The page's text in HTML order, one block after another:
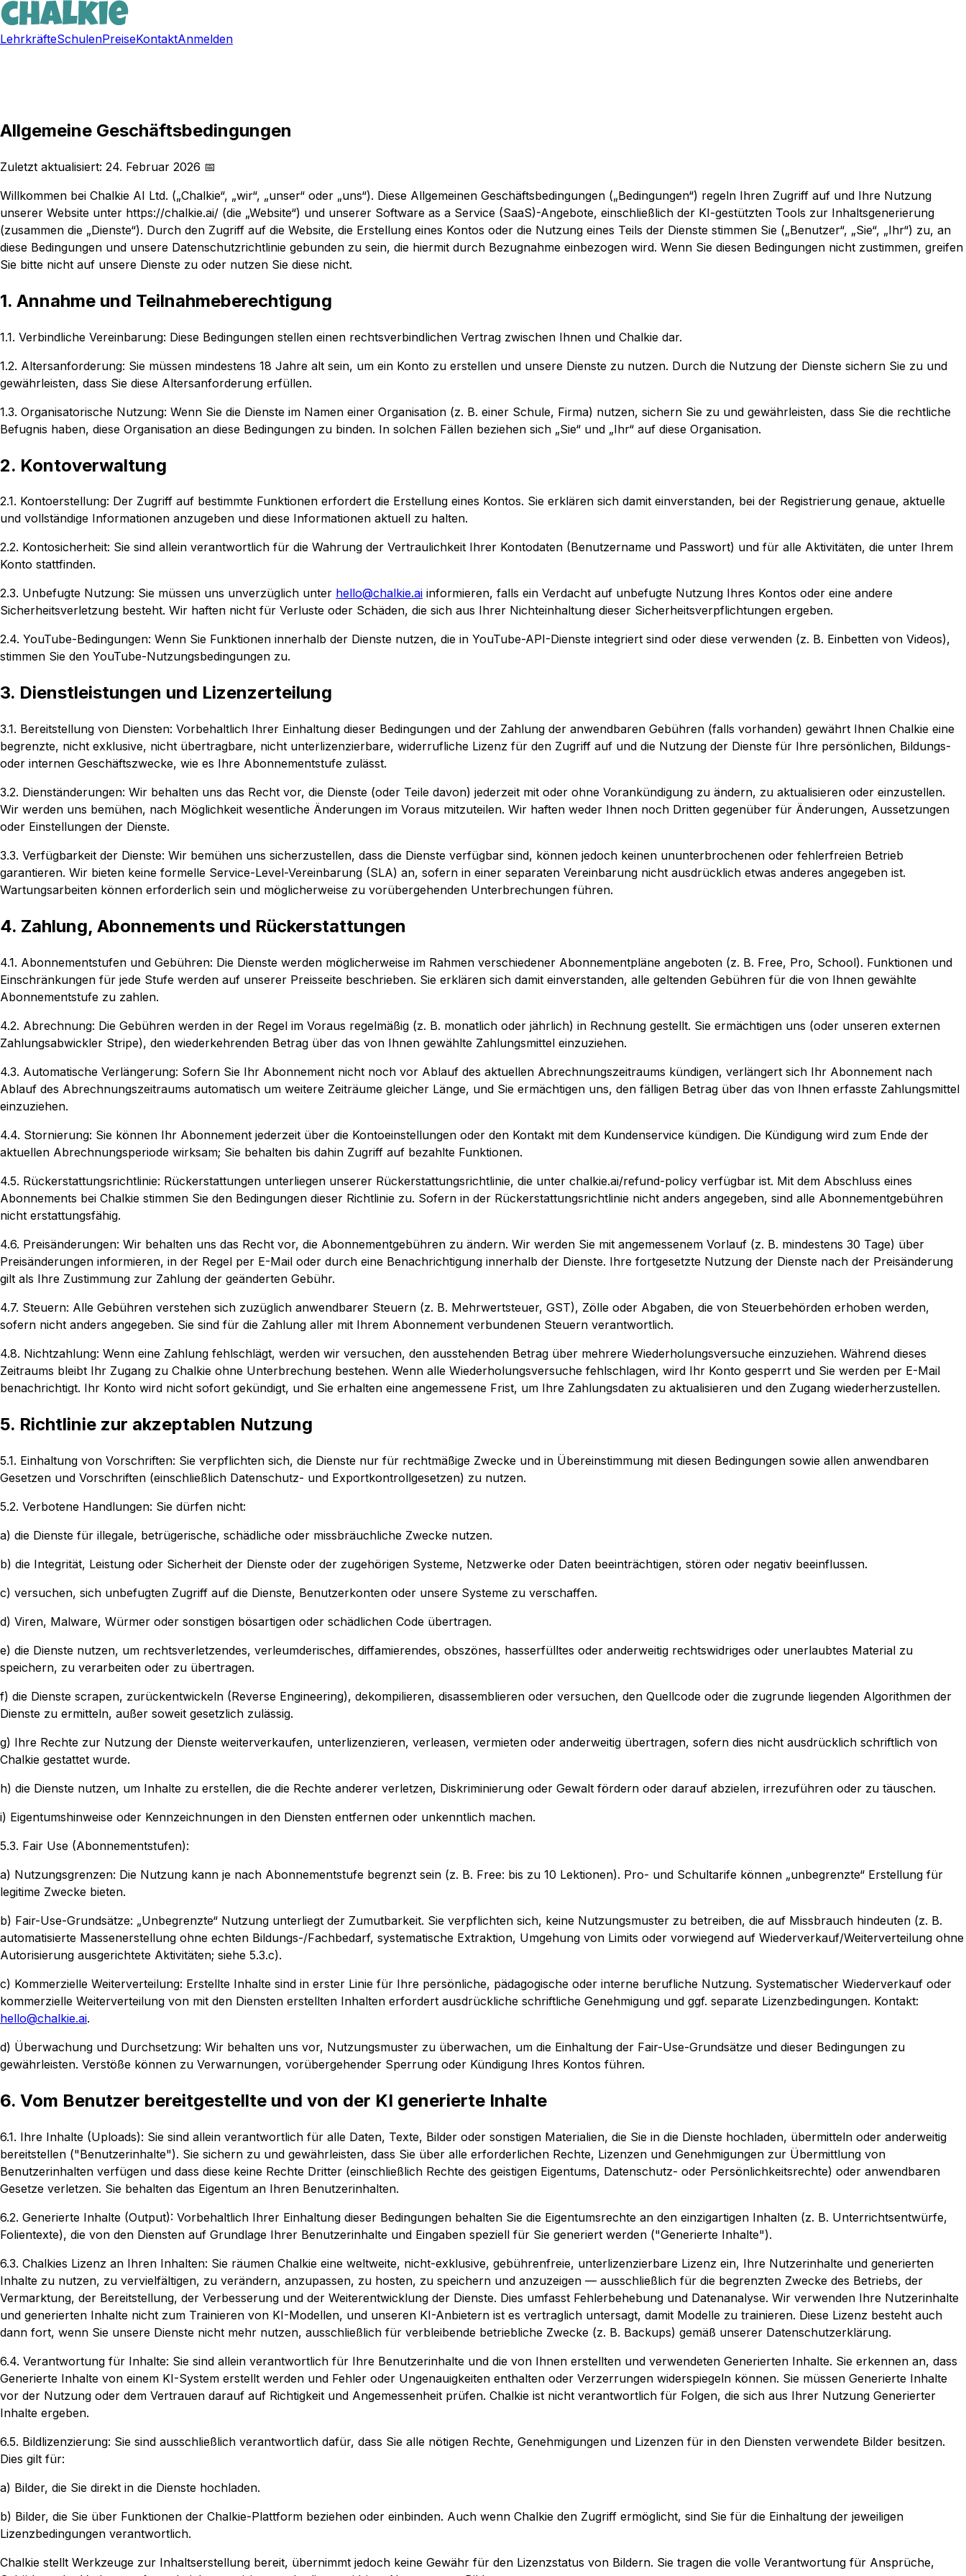
LehrkräfteSchulenPreiseKontaktAnmelden
Allgemeine Geschäftsbedingungen
Zuletzt aktualisiert: 24. Februar 2026 📅
Willkommen bei Chalkie AI Ltd. („Chalkie“, „wir“, „unser“ oder „uns“). Diese Allgemeinen Geschäftsbedingungen („Bedingungen“) regeln Ihren Zugriff auf und Ihre Nutzung
unserer Website unter https://chalkie.ai/ (die „Website“) und unserer Software as a Service (SaaS)-Angebote, einschließlich der KI-gestützten Tools zur Inhaltsgenerierung
(zusammen die „Dienste“). Durch den Zugriff auf die Website, die Erstellung eines Kontos oder die Nutzung eines Teils der Dienste stimmen Sie („Benutzer“, „Sie“, „Ihr“) zu, an
diese Bedingungen und unsere Datenschutzrichtlinie gebunden zu sein, die hiermit durch Bezugnahme einbezogen wird. Wenn Sie diesen Bedingungen nicht zustimmen, greifen
Sie bitte nicht auf unsere Dienste zu oder nutzen Sie diese nicht.
1. Annahme und Teilnahmeberechtigung
1.1. Verbindliche Vereinbarung: Diese Bedingungen stellen einen rechtsverbindlichen Vertrag zwischen Ihnen und Chalkie dar.
1.2. Altersanforderung: Sie müssen mindestens 18 Jahre alt sein, um ein Konto zu erstellen und unsere Dienste zu nutzen. Durch die Nutzung der Dienste sichern Sie zu und
gewährleisten, dass Sie diese Altersanforderung erfüllen.
1.3. Organisatorische Nutzung: Wenn Sie die Dienste im Namen einer Organisation (z. B. einer Schule, Firma) nutzen, sichern Sie zu und gewährleisten, dass Sie die rechtliche
Befugnis haben, diese Organisation an diese Bedingungen zu binden. In solchen Fällen beziehen sich „Sie“ und „Ihr“ auf diese Organisation.
2. Kontoverwaltung
2.1. Kontoerstellung: Der Zugriff auf bestimmte Funktionen erfordert die Erstellung eines Kontos. Sie erklären sich damit einverstanden, bei der Registrierung genaue, aktuelle
und vollständige Informationen anzugeben und diese Informationen aktuell zu halten.
2.2. Kontosicherheit: Sie sind allein verantwortlich für die Wahrung der Vertraulichkeit Ihrer Kontodaten (Benutzername und Passwort) und für alle Aktivitäten, die unter Ihrem
Konto stattfinden.
2.3. Unbefugte Nutzung: Sie müssen uns unverzüglich unter hello@chalkie.ai informieren, falls ein Verdacht auf unbefugte Nutzung Ihres Kontos oder eine andere
Sicherheitsverletzung besteht. Wir haften nicht für Verluste oder Schäden, die sich aus Ihrer Nichteinhaltung dieser Sicherheitsverpflichtungen ergeben.
2.4. YouTube-Bedingungen: Wenn Sie Funktionen innerhalb der Dienste nutzen, die in YouTube-API-Dienste integriert sind oder diese verwenden (z. B. Einbetten von Videos),
stimmen Sie den YouTube-Nutzungsbedingungen zu.
3. Dienstleistungen und Lizenzerteilung
3.1. Bereitstellung von Diensten: Vorbehaltlich Ihrer Einhaltung dieser Bedingungen und der Zahlung der anwendbaren Gebühren (falls vorhanden) gewährt Ihnen Chalkie eine
begrenzte, nicht exklusive, nicht übertragbare, nicht unterlizenzierbare, widerrufliche Lizenz für den Zugriff auf und die Nutzung der Dienste für Ihre persönlichen, Bildungs-
oder internen Geschäftszwecke, wie es Ihre Abonnementstufe zulässt.
3.2. Dienständerungen: Wir behalten uns das Recht vor, die Dienste (oder Teile davon) jederzeit mit oder ohne Vorankündigung zu ändern, zu aktualisieren oder einzustellen.
Wir werden uns bemühen, nach Möglichkeit wesentliche Änderungen im Voraus mitzuteilen. Wir haften weder Ihnen noch Dritten gegenüber für Änderungen, Aussetzungen
oder Einstellungen der Dienste.
3.3. Verfügbarkeit der Dienste: Wir bemühen uns sicherzustellen, dass die Dienste verfügbar sind, können jedoch keinen ununterbrochenen oder fehlerfreien Betrieb
garantieren. Wir bieten keine formelle Service-Level-Vereinbarung (SLA) an, sofern in einer separaten Vereinbarung nicht ausdrücklich etwas anderes angegeben ist.
Wartungsarbeiten können erforderlich sein und möglicherweise zu vorübergehenden Unterbrechungen führen.
4. Zahlung, Abonnements und Rückerstattungen
4.1. Abonnementstufen und Gebühren: Die Dienste werden möglicherweise im Rahmen verschiedener Abonnementpläne angeboten (z. B. Free, Pro, School). Funktionen und
Einschränkungen für jede Stufe werden auf unserer Preisseite beschrieben. Sie erklären sich damit einverstanden, alle geltenden Gebühren für die von Ihnen gewählte
Abonnementstufe zu zahlen.
4.2. Abrechnung: Die Gebühren werden in der Regel im Voraus regelmäßig (z. B. monatlich oder jährlich) in Rechnung gestellt. Sie ermächtigen uns (oder unseren externen
Zahlungsabwickler Stripe), den wiederkehrenden Betrag über das von Ihnen gewählte Zahlungsmittel einzuziehen.
4.3. Automatische Verlängerung: Sofern Sie Ihr Abonnement nicht noch vor Ablauf des aktuellen Abrechnungszeitraums kündigen, verlängert sich Ihr Abonnement nach
Ablauf des Abrechnungszeitraums automatisch um weitere Zeiträume gleicher Länge, und Sie ermächtigen uns, den fälligen Betrag über das von Ihnen erfasste Zahlungsmittel
einzuziehen.
4.4. Stornierung: Sie können Ihr Abonnement jederzeit über die Kontoeinstellungen oder den Kontakt mit dem Kundenservice kündigen. Die Kündigung wird zum Ende der
aktuellen Abrechnungsperiode wirksam; Sie behalten bis dahin Zugriff auf bezahlte Funktionen.
4.5. Rückerstattungsrichtlinie: Rückerstattungen unterliegen unserer Rückerstattungsrichtlinie, die unter chalkie.ai/refund-policy verfügbar ist. Mit dem Abschluss eines
Abonnements bei Chalkie stimmen Sie den Bedingungen dieser Richtlinie zu. Sofern in der Rückerstattungsrichtlinie nicht anders angegeben, sind alle Abonnementgebühren
nicht erstattungsfähig.
4.6. Preisänderungen: Wir behalten uns das Recht vor, die Abonnementgebühren zu ändern. Wir werden Sie mit angemessenem Vorlauf (z. B. mindestens 30 Tage) über
Preisänderungen informieren, in der Regel per E-Mail oder durch eine Benachrichtigung innerhalb der Dienste. Ihre fortgesetzte Nutzung der Dienste nach der Preisänderung
gilt als Ihre Zustimmung zur Zahlung der geänderten Gebühr.
4.7. Steuern: Alle Gebühren verstehen sich zuzüglich anwendbarer Steuern (z. B. Mehrwertsteuer, GST), Zölle oder Abgaben, die von Steuerbehörden erhoben werden,
sofern nicht anders angegeben. Sie sind für die Zahlung aller mit Ihrem Abonnement verbundenen Steuern verantwortlich.
4.8. Nichtzahlung: Wenn eine Zahlung fehlschlägt, werden wir versuchen, den ausstehenden Betrag über mehrere Wiederholungsversuche einzuziehen. Während dieses
Zeitraums bleibt Ihr Zugang zu Chalkie ohne Unterbrechung bestehen. Wenn alle Wiederholungsversuche fehlschlagen, wird Ihr Konto gesperrt und Sie werden per E-Mail
benachrichtigt. Ihr Konto wird nicht sofort gekündigt, und Sie erhalten eine angemessene Frist, um Ihre Zahlungsdaten zu aktualisieren und den Zugang wiederherzustellen.
5. Richtlinie zur akzeptablen Nutzung
5.1. Einhaltung von Vorschriften: Sie verpflichten sich, die Dienste nur für rechtmäßige Zwecke und in Übereinstimmung mit diesen Bedingungen sowie allen anwendbaren
Gesetzen und Vorschriften (einschließlich Datenschutz- und Exportkontrollgesetzen) zu nutzen.
5.2. Verbotene Handlungen: Sie dürfen nicht:
a) die Dienste für illegale, betrügerische, schädliche oder missbräuchliche Zwecke nutzen.
b) die Integrität, Leistung oder Sicherheit der Dienste oder der zugehörigen Systeme, Netzwerke oder Daten beeinträchtigen, stören oder negativ beeinflussen.
c) versuchen, sich unbefugten Zugriff auf die Dienste, Benutzerkonten oder unsere Systeme zu verschaffen.
d) Viren, Malware, Würmer oder sonstigen bösartigen oder schädlichen Code übertragen.
e) die Dienste nutzen, um rechtsverletzendes, verleumderisches, diffamierendes, obszönes, hasserfülltes oder anderweitig rechtswidriges oder unerlaubtes Material zu
speichern, zu verarbeiten oder zu übertragen.
f) die Dienste scrapen, zurückentwickeln (Reverse Engineering), dekompilieren, disassemblieren oder versuchen, den Quellcode oder die zugrunde liegenden Algorithmen der
Dienste zu ermitteln, außer soweit gesetzlich zulässig.
g) Ihre Rechte zur Nutzung der Dienste weiterverkaufen, unterlizenzieren, verleasen, vermieten oder anderweitig übertragen, sofern dies nicht ausdrücklich schriftlich von
Chalkie gestattet wurde.
h) die Dienste nutzen, um Inhalte zu erstellen, die die Rechte anderer verletzen, Diskriminierung oder Gewalt fördern oder darauf abzielen, irrezuführen oder zu täuschen.
i) Eigentumshinweise oder Kennzeichnungen in den Diensten entfernen oder unkenntlich machen.
5.3. Fair Use (Abonnementstufen):
a) Nutzungsgrenzen: Die Nutzung kann je nach Abonnementstufe begrenzt sein (z. B. Free: bis zu 10 Lektionen). Pro- und Schultarife können „unbegrenzte“ Erstellung für
legitime Zwecke bieten.
b) Fair-Use-Grundsätze: „Unbegrenzte“ Nutzung unterliegt der Zumutbarkeit. Sie verpflichten sich, keine Nutzungsmuster zu betreiben, die auf Missbrauch hindeuten (z. B.
automatisierte Massenerstellung ohne echten Bildungs-/Fachbedarf, systematische Extraktion, Umgehung von Limits oder vorwiegend auf Wiederverkauf/Weiterverteilung ohne
Autorisierung ausgerichtete Aktivitäten; siehe 5.3.c).
c) Kommerzielle Weiterverteilung: Erstellte Inhalte sind in erster Linie für Ihre persönliche, pädagogische oder interne berufliche Nutzung. Systematischer Wiederverkauf oder
kommerzielle Weiterverteilung von mit den Diensten erstellten Inhalten erfordert ausdrückliche schriftliche Genehmigung und ggf. separate Lizenzbedingungen. Kontakt:
hello@chalkie.ai.
d) Überwachung und Durchsetzung: Wir behalten uns vor, Nutzungsmuster zu überwachen, um die Einhaltung der Fair-Use-Grundsätze und dieser Bedingungen zu
gewährleisten. Verstöße können zu Verwarnungen, vorübergehender Sperrung oder Kündigung Ihres Kontos führen.
6. Vom Benutzer bereitgestellte und von der KI generierte Inhalte
6.1. Ihre Inhalte (Uploads): Sie sind allein verantwortlich für alle Daten, Texte, Bilder oder sonstigen Materialien, die Sie in die Dienste hochladen, übermitteln oder anderweitig
bereitstellen ("Benutzerinhalte"). Sie sichern zu und gewährleisten, dass Sie über alle erforderlichen Rechte, Lizenzen und Genehmigungen zur Übermittlung von
Benutzerinhalten verfügen und dass diese keine Rechte Dritter (einschließlich Rechte des geistigen Eigentums, Datenschutz- oder Persönlichkeitsrechte) oder anwendbaren
Gesetze verletzen. Sie behalten das Eigentum an Ihren Benutzerinhalten.
6.2. Generierte Inhalte (Output): Vorbehaltlich Ihrer Einhaltung dieser Bedingungen behalten Sie die Eigentumsrechte an den einzigartigen Inhalten (z. B. Unterrichtsentwürfe,
Folientexte), die von den Diensten auf Grundlage Ihrer Benutzerinhalte und Eingaben speziell für Sie generiert werden ("Generierte Inhalte").
6.3. Chalkies Lizenz an Ihren Inhalten: Sie räumen Chalkie eine weltweite, nicht-exklusive, gebührenfreie, unterlizenzierbare Lizenz ein, Ihre Nutzerinhalte und generierten
Inhalte zu nutzen, zu vervielfältigen, zu verändern, anzupassen, zu hosten, zu speichern und anzuzeigen — ausschließlich für die begrenzten Zwecke des Betriebs, der
Vermarktung, der Bereitstellung, der Verbesserung und der Weiterentwicklung der Dienste. Dies umfasst Fehlerbehebung und Datenanalyse. Wir verwenden Ihre Nutzerinhalte
und generierten Inhalte nicht zum Trainieren von KI-Modellen, und unseren KI-Anbietern ist es vertraglich untersagt, damit Modelle zu trainieren. Diese Lizenz besteht auch
dann fort, wenn Sie unsere Dienste nicht mehr nutzen, ausschließlich für verbleibende betriebliche Zwecke (z. B. Backups) gemäß unserer Datenschutzerklärung.
6.4. Verantwortung für Inhalte: Sie sind allein verantwortlich für Ihre Benutzerinhalte und die von Ihnen erstellten und verwendeten Generierten Inhalte. Sie erkennen an, dass
Generierte Inhalte von einem KI-System erstellt werden und Fehler oder Ungenauigkeiten enthalten oder Verzerrungen widerspiegeln können. Sie müssen Generierte Inhalte
vor der Nutzung oder dem Vertrauen darauf auf Richtigkeit und Angemessenheit prüfen. Chalkie ist nicht verantwortlich für Folgen, die sich aus Ihrer Nutzung Generierter
Inhalte ergeben.
6.5. Bildlizenzierung: Sie sind ausschließlich verantwortlich dafür, dass Sie alle nötigen Rechte, Genehmigungen und Lizenzen für in den Diensten verwendete Bilder besitzen.
Dies gilt für:
a) Bilder, die Sie direkt in die Dienste hochladen.
b) Bilder, die Sie über Funktionen der Chalkie-Plattform beziehen oder einbinden. Auch wenn Chalkie den Zugriff ermöglicht, sind Sie für die Einhaltung der jeweiligen
Lizenzbedingungen verantwortlich.
Chalkie stellt Werkzeuge zur Inhaltserstellung bereit, übernimmt jedoch keine Gewähr für den Lizenzstatus von Bildern. Sie tragen die volle Verantwortung für Ansprüche,